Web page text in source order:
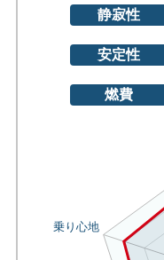
静寂性
安定性
燃費